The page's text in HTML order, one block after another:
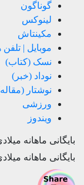
گوناگون
لینوکس
مکینتاش
موبایل | تلفن
نسک (کتاب)
نوداد (خبر)
نوشتار
ورزشی
ویندوز
بایگانی ماهانه
بایگانی ماهانه